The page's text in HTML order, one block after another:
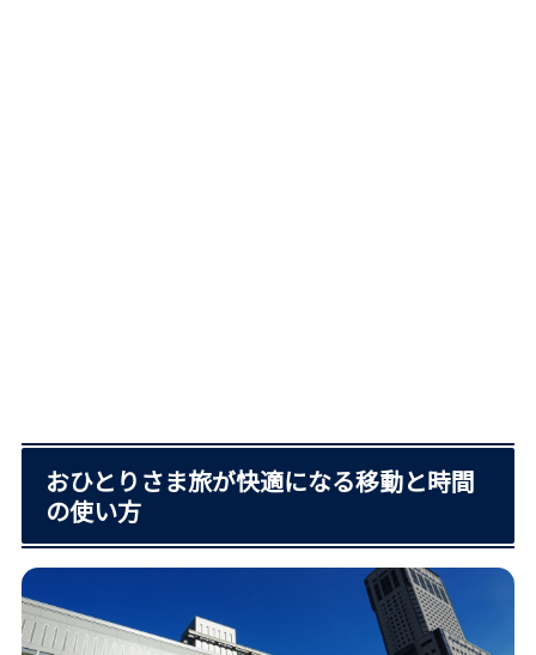
おひとりさま旅が快適になる移動と時間
の使い方